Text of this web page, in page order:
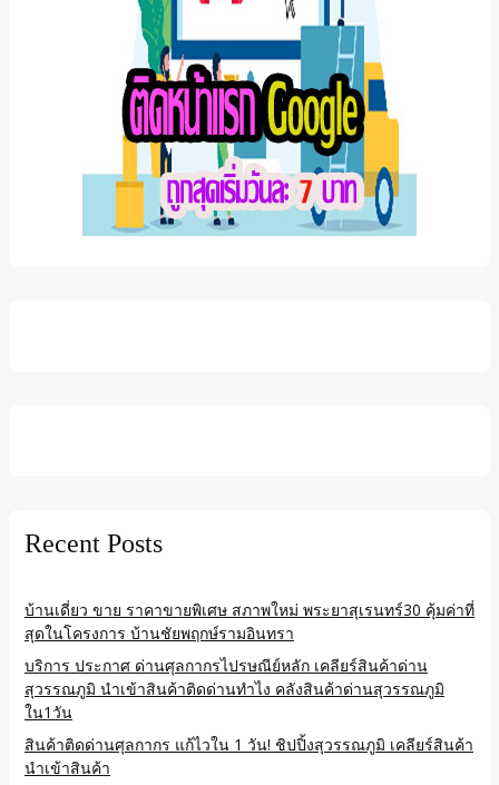
Recent Posts
บ้านเดี่ยว ขาย ราคาขายพิเศษ สภาพใหม่ พระยาสุเรนทร์30 คุ้มค่าที่
สุดในโครงการ บ้านชัยพฤกษ์รามอินทรา
บริการ ประกาศ ด่านศุลกากรไปรษณีย์หลัก เคลียร์สินค้าด่าน
สุวรรณภูมิ นำเข้าสินค้าติดด่านทำไง คลังสินค้าด่านสุวรรณภูมิ
ใน1วัน
สินค้าติดด่านศุลกากร แก้ไวใน 1 วัน! ชิปปิ้งสุวรรณภูมิ เคลียร์สินค้า
นำเข้าสินค้า